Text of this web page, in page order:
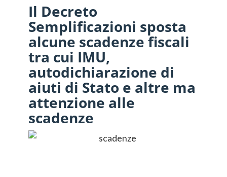
Il Decreto
Semplificazioni sposta
alcune scadenze fiscali
tra cui IMU,
autodichiarazione di
aiuti di Stato e altre ma
attenzione alle
scadenze